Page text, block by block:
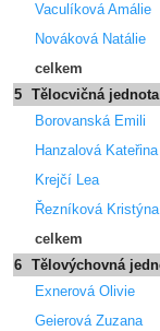
Vaculíková Amálie
Nováková Natálie
celkem
5 Tělocvičná
Borovanská Emili
Hanzalová Kateřina
Krejčí Lea
Řezníková Kristýna
celkem
6 Tělovýchovná
Exnerová Olivie
Geierová Zuzana